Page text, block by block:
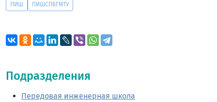
ПИШ ПИШСПБГМТУ
Подразделения
Передовая инженерная школа